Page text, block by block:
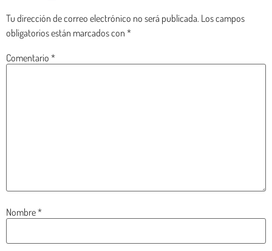
Tu dirección de correo electrónico no será publicada. Los campos
obligatorios están marcados con *
Comentario *
Nombre*